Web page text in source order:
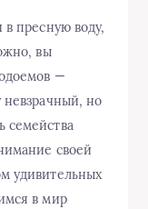
в пресную воду,
вы
—
невзрачный, но
семейства
своей
удивительных
в мир